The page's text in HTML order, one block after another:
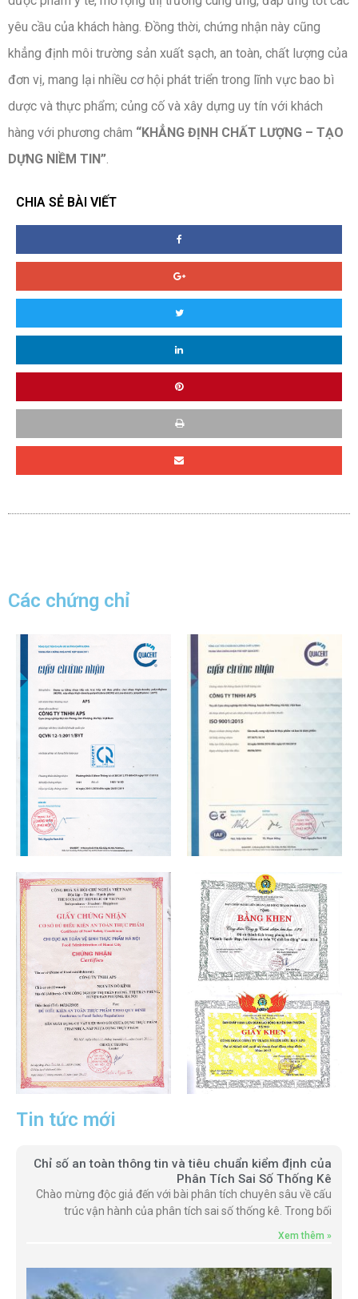
yêu cầu của khách hàng. Đồng thời, chứng nhận này cũng
khẳng định môi trường sản xuất sạch, an toàn, chất lượng của
đơn vị, mang lại nhiều cơ hội phát triển trong lĩnh vực bao bì
dược và thực phẩm; củng cố và xây dựng uy tín với khách
hàng với phương châm “KHẲNG ĐỊNH CHẤT LƯỢNG – TẠO
DỰNG NIỀM TIN”.
CHIA SẺ BÀI VIẾT
Các chứng chỉ
Tin tức mới
Chỉ số an toàn thông tin và tiêu chuẩn kiểm định của
Phân Tích Sai Số Thống Kê
Chào mừng độc giả đến với bài phân tích chuyên sâu về cấu
trúc vận hành của phân tích sai số thống kê. Trong bối
Xem thêm »